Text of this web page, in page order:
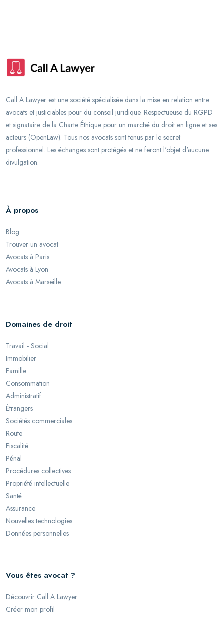
Call A Lawyer est une société spécialisée dans la mise en relation entre
avocats et justiciables pour du conseil juridique. Respectueuse du RGPD
et signataire de la Charte Éthique pour un marché du droit en ligne et ses
acteurs (OpenLaw). Tous nos avocats sont tenus par le secret
professionnel. Les échanges sont protégés et ne feront l'objet d'aucune
divulgation.
À propos
Blog
Trouver un avocat
Avocats à Paris
Avocats à Lyon
Avocats à Marseille
Domaines de droit
Travail - Social
Immobilier
Famille
Consommation
Administratif
Étrangers
Sociétés commerciales
Route
Fiscalité
Pénal
Procédures collectives
Propriété intellectuelle
Santé
Assurance
Nouvelles technologies
Données personnelles
Vous êtes avocat ?
Découvrir Call A Lawyer
Créer mon profil